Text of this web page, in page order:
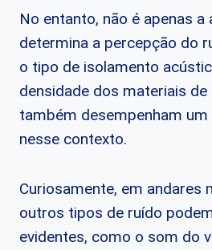
No entanto, não é apenas a
determina a percepção do
o tipo de isolamento
densidade dos materiais
também desempenham um
nesse contexto.
Curiosamente, em andares
outros tipos de ruído
evidentes, como o som do